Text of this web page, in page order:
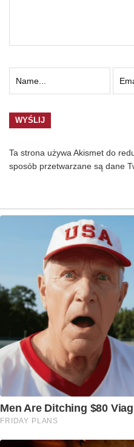
Ta strona używa Akismet do
sposób przetwarzane są dane